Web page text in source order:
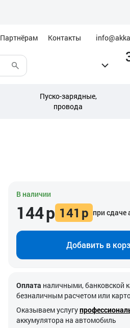
Партнёрам Контакты
Пуско-зарядные,
провода
В наличии
144р 141 р при сдаче
Добавить в
Оплата наличными, банковской
безналичным расчетом или
Оказываем услугу
аккумулятора на автомобиль